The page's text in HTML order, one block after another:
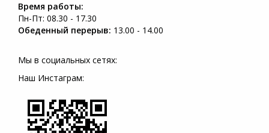
Время работы:
Пн-Пт: 08.30 - 17.30
Обеденный перерыв: 13.00 - 14.00
Мы в социальных сетях:
Наш Инстаграм: